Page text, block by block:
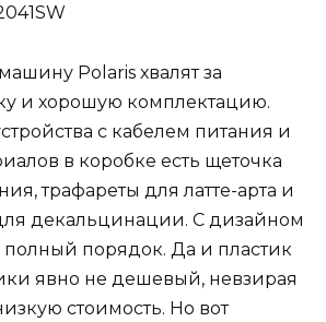
Polaris хвалят за
и хорошую комплектацию.
с кабелем питания и
в коробке есть щеточка
трафареты для латте-арта и
декальцинации. С дизайном
полный порядок. Да и пластик
явно не дешевый, невзирая
стоимость. Но вот